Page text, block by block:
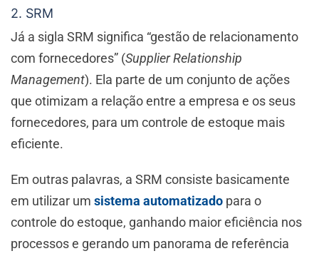
2. SRM
Já a sigla SRM significa “gestão de relacionamento
com fornecedores” (Supplier Relationship
Management). Ela parte de um conjunto de ações
que otimizam a relação entre a empresa e os seus
fornecedores, para um controle de estoque mais
eficiente.
Em outras palavras, a SRM consiste basicamente
em utilizar um sistema automatizado para o
controle do estoque, ganhando maior eficiência nos
processos e gerando um panorama de referência